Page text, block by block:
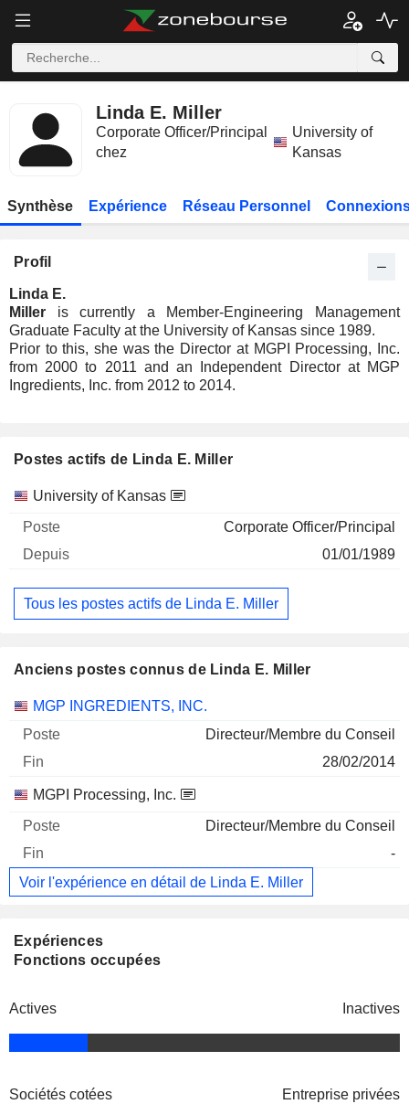
Linda E. Miller
Corporate Officer/Principal
chez
University of
Kansas
Synthèse Expérience Réseau Personnel
Profil
Linda E.
Miller is currently a Member-Engineering Management
Graduate Faculty at the University of Kansas since 1989.
Prior to this, she was the Director at MGPI Processing, Inc.
from 2000 to 2011 and an Independent Director at MGP
Ingredients, Inc. from 2012 to 2014.
Postes actifs de Linda E. Miller
Sociétés Poste Début
University of Kansas
Corporate Officer/Principal
01/01/1989
Tous les postes actifs de Linda E. Miller
Anciens postes connus de Linda E. Miller
Sociétés Poste Fin
MGP INGREDIENTS, INC.
Directeur/Membre du Conseil
28/02/2014
MGPI Processing, Inc.
Directeur/Membre du Conseil
-
Voir l'expérience en détail de Linda E. Miller
Expériences
Fonctions occupées
Actives Inactives
Sociétés cotées Entreprise privées